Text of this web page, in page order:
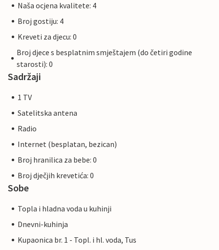
Naša ocjena kvalitete: 4
Broj gostiju: 4
Kreveti za djecu: 0
Broj djece s besplatnim smještajem (do četiri godine
starosti): 0
Sadržaji
1 TV
Satelitska antena
Radio
Internet (besplatan, bezican)
Broj hranilica za bebe: 0
Broj dječjih krevetića: 0
Sobe
Topla i hladna voda u kuhinji
Dnevni-kuhinja
Kupaonica br. 1 - Topl. i hl. voda, Tus